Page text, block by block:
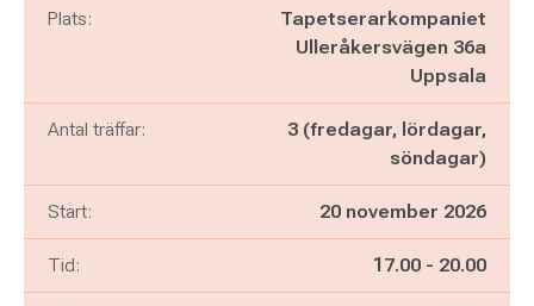
Plats:
Tapetserarkompaniet
Ulleråkersvägen 36a
Uppsala
Antal träffar:
3 (fredagar, lördagar,
söndagar)
Start: 20 november 2026
Tid: Pågår mellan
17.00 - och
20.00